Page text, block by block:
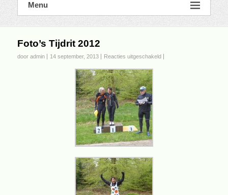
Menu
Foto’s Tijdrit 2012
door admin 14 september, 2013 Reacties uitgeschakeldvoor